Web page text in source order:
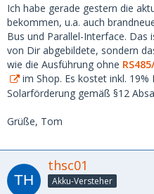
Ich habe gerade gestern die
bekommen, u.a. auch
Bus und Parallel-Interface. Das
von Dir abgebildete, sondern
wie die Ausführung ohne
im Shop. Es kostet inkl.
Solarförderung gemäß §12
Grüße, Tom
thsc01
Akku-Versteher